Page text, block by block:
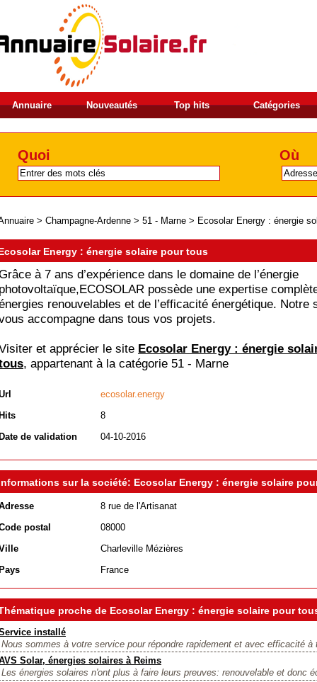
Annuaire Nouveautés Top hits Catégories
Quoi Où
> Champagne-Ardenne > 51 - Marne > Ecosolar Energy : énergie
Energy : énergie solaire pour tous
à 7 ans d’expérience dans le domaine de l’énergie
possède une expertise
renouvelables et de l’efficacité énergétique. Notre
accompagne dans tous vos projets.
et apprécier le site Ecosolar Energy : énergie
, appartenant à la catégorie 51 - Marne
ecosolar.energy
8
de validation
04-10-2016
sur la société: Ecosolar Energy : énergie solaire
8 rue de l'Artisanat
postal
08000
Charleville Mézières
France
proche de Ecosolar Energy : énergie solaire pour
installé
Nous sommes à votre service pour répondre rapidement et avec efficacité
Solar, énergies solaires à Reims
Les énergies solaires n'ont plus à faire leurs preuves: renouvelable et donc